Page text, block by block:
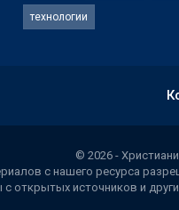
технологии
© 2026 -
с нашего ресурса
открытых источников и